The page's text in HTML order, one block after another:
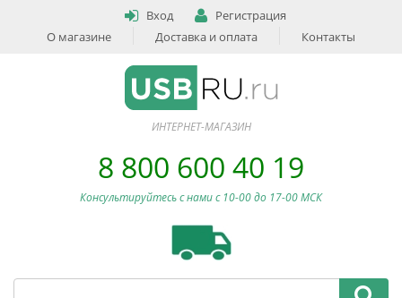
Вход
Регистрация
О магазине
Доставка и оплата Контакты
ИНТЕРНЕТ-МАГАЗИН
8 800 600 40 19
Консультируйтесь с нами c 10-00 до 17-00 МСК